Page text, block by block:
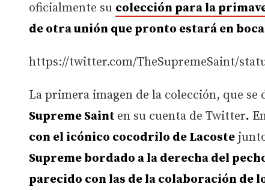
oficialmente su colección para la
de otra unión que pronto estará en
https://twitter.com/TheSupremeSaint/
La primera imagen de la colección, que
Supreme Saint en su cuenta de Twitter.
con el icónico cocodrilo de Lacoste
Supreme bordado a la derecha del
parecido con las de la colaboración